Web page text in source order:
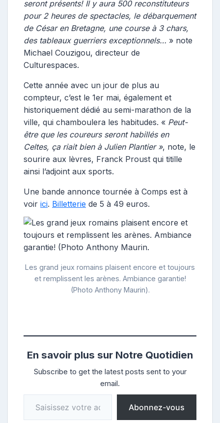
seront présents! Il y aura 500 reconstituteurs
pour 2 heures de spectacles, le débarquement
de César en Bretagne, une course à 3 chars,
des tableaux guerriers exceptionnels… » note
Michael Couzigou, directeur de
Culturespaces.
Cette année avec un jour de plus au
compteur, c’est le 1er mai, également et
historiquement dédié au semi-marathon de la
ville, qui chamboulera les habitudes. « Peut-
être que les coureurs seront habillés en
Celtes, ça riait bien à Julien Plantier », note, le
sourire aux lèvres, Franck Proust qui titille
ainsi l’adjoint aux sports.
Une bande annonce tournée à Comps est à
voir ici. Billetterie de 5 à 49 euros.
Les grand jeux romains plaisent encore et toujours
et remplissent les arènes. Ambiance garantie!
(Photo Anthony Maurin).
En savoir plus sur Notre Quotidien
Subscribe to get the latest posts sent to your
email.
Saisissez votre adresse e-mail…
Abonnez-vous